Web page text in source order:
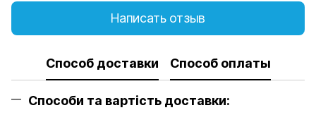
Написать отзыв
Способ доставки Способ оплаты
Способи та вартість доставки: